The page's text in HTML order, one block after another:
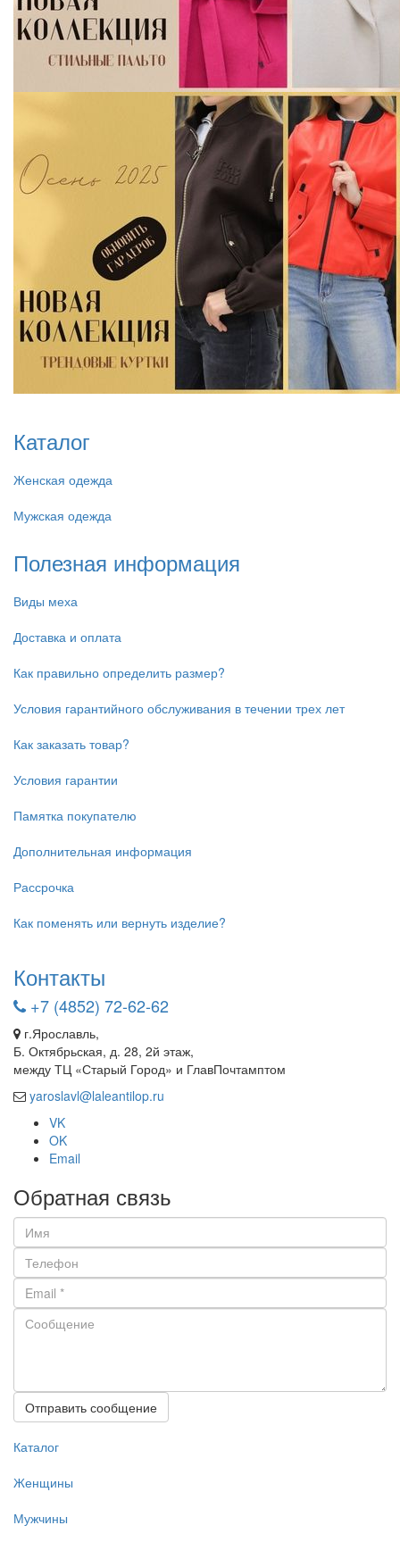
Каталог
Женская одежда
Мужская одежда
Полезная информация
Виды меха
Доставка и оплата
Как правильно определить размер?
Условия гарантийного обслуживания в течении трех лет
Как заказать товар?
Условия гарантии
Памятка покупателю
Дополнительная информация
Рассрочка
Как поменять или вернуть изделие?
Контакты
+7 (4852) 72-62-62
г.Ярославль,
Б. Октябрьская, д. 28, 2й этаж,
между ТЦ «Старый Город» и ГлавПочтамптом
yaroslavl@laleantilop.ru
VK
OK
Email
Обратная связь
Отправить сообщение
Каталог
Женщины
Мужчины